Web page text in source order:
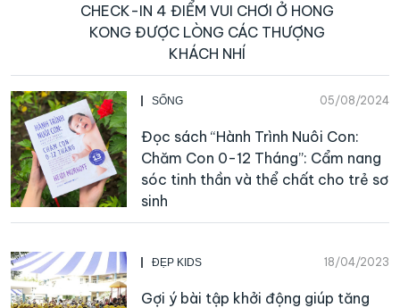
CHECK-IN 4 ĐIỂM VUI CHƠI Ở HONG
KONG ĐƯỢC LÒNG CÁC THƯỢNG
KHÁCH NHÍ
SỐNG 05/08/2024
Đọc sách “Hành Trình Nuôi Con:
Chăm Con 0-12 Tháng”: Cẩm nang
sóc tinh thần và thể chất cho trẻ sơ
sinh
ĐẸP KIDS 18/04/2023
Gợi ý bài tập khởi động giúp tăng